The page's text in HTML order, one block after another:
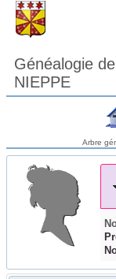
Généalogie
NIEPPE
Arbre